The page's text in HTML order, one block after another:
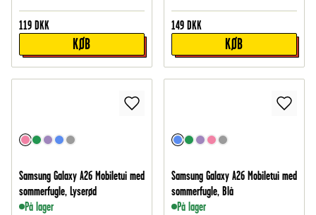
119 DKK
KØB
149 DKK
KØB
Samsung Galaxy A26 Mobiletui med
sommerfugle, Lyserød
På lager
Samsung Galaxy A26 Mobiletui med
sommerfugle, Blå
På lager